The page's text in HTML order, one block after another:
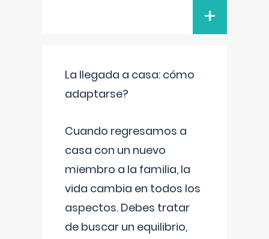
+
La llegada a casa: cómo
adaptarse?
Cuando regresamos a
casa con un nuevo
miembro a la familia, la
vida cambia en todos los
aspectos. Debes tratar
de buscar un equilibrio,